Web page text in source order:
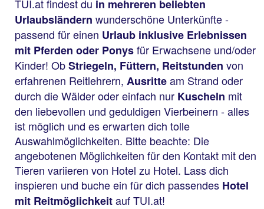
TUI.at findest du in mehreren beliebten
Urlaubsländern wunderschöne Unterkünfte -
passend für einen Urlaub inklusive Erlebnissen
mit Pferden oder Ponysfür Erwachsene und/oder
Kinder! ObStriegeln, Füttern, Reitstunden von
erfahrenen Reitlehrern, Ausritteam Strand oder
durch die Wälder oder einfach nur Kuscheln mit
den liebevollen und geduldigen Vierbeinern - alles
ist möglich und es erwarten dich tolle
Auswahlmöglichkeiten. Bitte beachte: Die
angebotenen Möglichkeiten für den Kontakt mit den
Tieren variieren von Hotel zu Hotel. Lass dich
inspieren und buche ein für dich passendes Hotel
mit Reitmöglichkeitauf TUI.at!